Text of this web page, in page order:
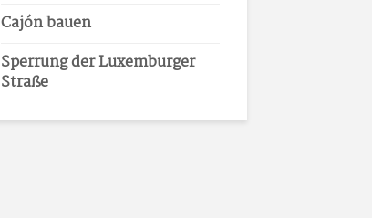
Cajón bauen
Sperrung der Luxemburger
Straße